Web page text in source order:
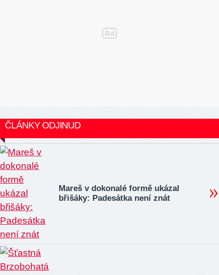
ČLÁNKY ODJINUD
Mareš v dokonalé formě ukázal
břišáky: Padesátka není znát